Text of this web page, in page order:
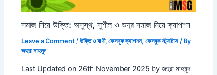
সমাজ নিয়ে উক্তি: অসুস্থ, সুশীল ও ভদ্র সমাজ নিয়ে ক্যাপশন
Leave a Comment /উক্তি ও বাণী,ফেসবুক ক্যাপশন,ফেসবুক স্ট্যাটাস/ By
জহুরা মাহমুদ
Last Updated on 26th November 2025 by জহুরা মাহমুদ